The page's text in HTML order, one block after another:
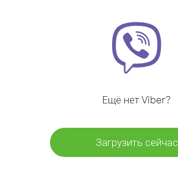
Ещё нет Viber?
Загрузить сейчас